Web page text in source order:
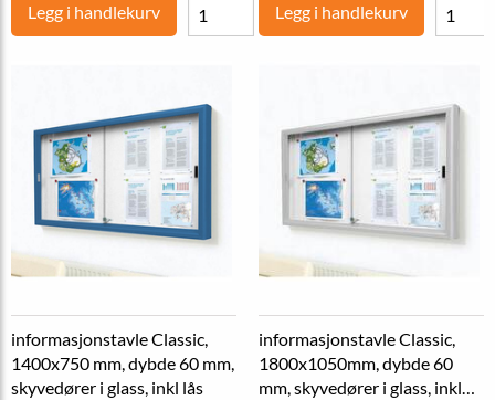
Legg i handlekurv Legg i handlekurv
informasjonstavle Classic,
1400x750 mm, dybde 60 mm,
skyvedører i glass, inkl lås
informasjonstavle Classic,
1800x1050mm, dybde 60
mm, skyvedører i glass, inkl